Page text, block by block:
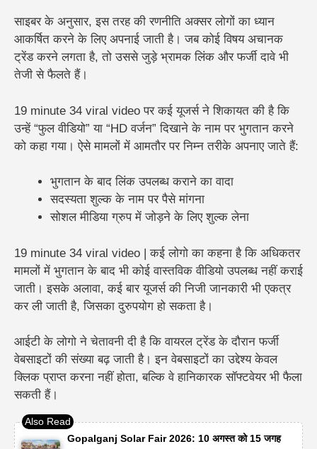
साइबर के अनुसार, इस तरह की रणनीति अक्सर लोगों का ध्यान
आकर्षित करने के लिए अपनाई जाती है। जब कोई विषय अचानक
ट्रेंड करने लगता है, तो उससे जुड़े भ्रामक लिंक और फर्जी दावे भी
तेजी से फैलते हैं।
19 minute 34 viral video पर कई यूजर्स ने शिकायत की है कि
उन्हें “फुल वीडियो” या “HD वर्जन” दिखाने के नाम पर भुगतान करने
को कहा गया। ऐसे मामलों में आमतौर पर निम्न तरीके अपनाए जाते हैं:
भुगतान के बाद लिंक उपलब्ध कराने का वादा
सदस्यता शुल्क के नाम पर पैसे मांगना
सोशल मीडिया ग्रुप में जोड़ने के लिए शुल्क लेना
19 minute 34 viral video | कई लोगो का कहना है कि अधिकतर
मामलों में भुगतान के बाद भी कोई वास्तविक वीडियो उपलब्ध नहीं कराई
जाती। इसके अलावा, कई बार यूजर्स की निजी जानकारी भी एकत्र
कर ली जाती है, जिसका दुरुपयोग हो सकता है।
आईटी के लोगो ने चेतावनी दी है कि वायरल ट्रेंड के दौरान फर्जी
वेबसाइटों की संख्या बढ़ जाती है। इन वेबसाइटों का उद्देश्य केवल
क्लिक प्राप्त करना नहीं होता, बल्कि वे हानिकारक सॉफ्टवेयर भी फैला
सकती हैं।
Gopalganj Solar Fair 2026: 10 अगस्त को 15 जगह